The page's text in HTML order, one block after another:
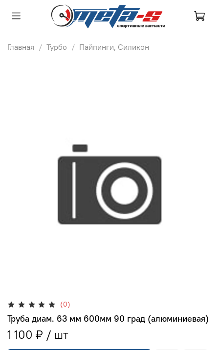
Главная Турбо Пайпинги, Силикон
(0)
Труба диам. 63 мм 600мм 90 град (алюминиевая)
1 100 ₽